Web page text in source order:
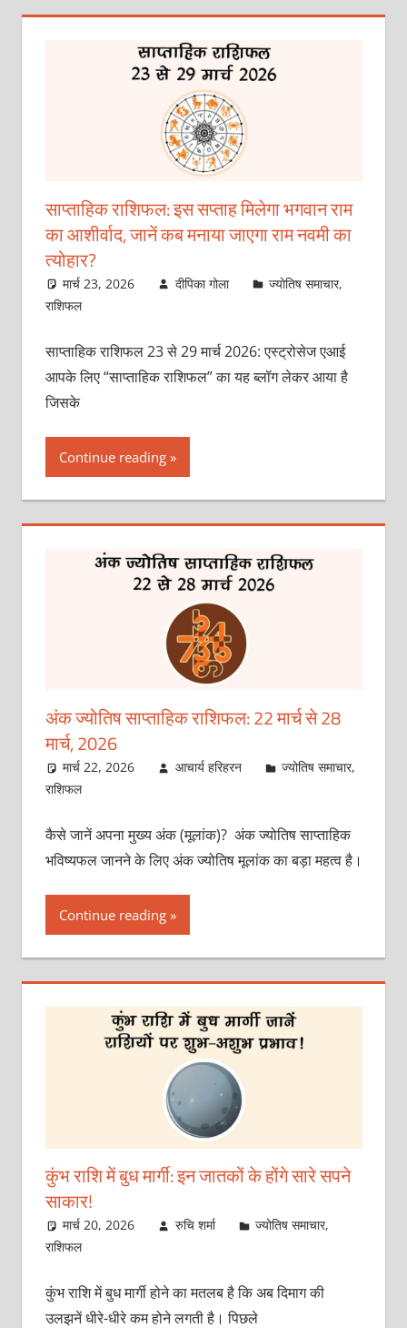
साप्ताहिक राशिफल: इस सप्ताह मिलेगा भगवान राम
का आशीर्वाद, जानें कब मनाया जाएगा राम नवमी का
त्योहार?
मार्च 23, 2026 दीपिका गोला ज्योतिष समाचार,
राशिफल
साप्ताहिक राशिफल 23 से 29 मार्च 2026: एस्ट्रोसेज एआई
आपके लिए “साप्ताहिक राशिफल” का यह ब्लॉग लेकर आया है
जिसके
Continue reading
अंक ज्योतिष साप्ताहिक राशिफल: 22 मार्च से 28
मार्च, 2026
मार्च 22, 2026 आचार्य हरिहरन ज्योतिष समाचार,
राशिफल
कैसे जानें अपना मुख्य अंक (मूलांक)? अंक ज्योतिष साप्ताहिक
भविष्यफल जानने के लिए अंक ज्योतिष मूलांक का बड़ा महत्व है।
Continue reading
कुंभ राशि में बुध मार्गी: इन जातकों के होंगे सारे सपने
साकार!
मार्च 20, 2026 रुचि शर्मा ज्योतिष समाचार,
राशिफल
कुंभ राशि में बुध मार्गी होने का मतलब है कि अब दिमाग की
उलझनें धीरे-धीरे कम होने लगती है। पिछले